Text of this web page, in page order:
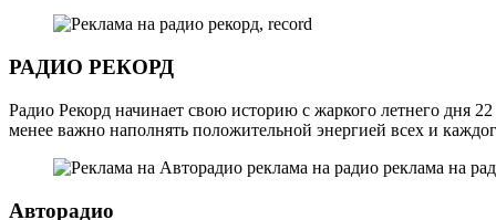
РАДИО РЕКОРД
Радио Рекорд начинает свою историю с жаркого летнего дня
менее важно наполнять положительной энергией всех и
Авторадио